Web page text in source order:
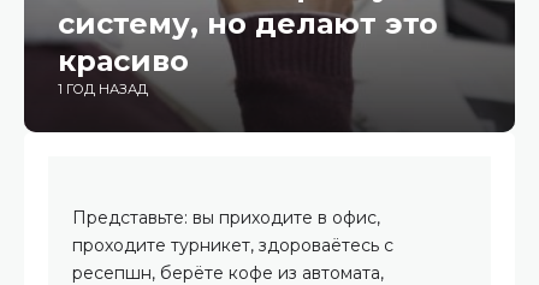
систему, но делают это
красиво
1 ГОД НАЗАД
Представьте: вы приходите в офис,
проходите турникет, здороваётесь с
ресепшн, берёте кофе из автомата,